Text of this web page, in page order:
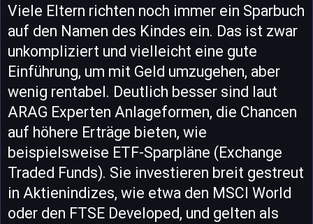
Viele Eltern richten noch immer ein Sparbuch
auf den Namen des Kindes ein. Das ist zwar
unkompliziert und vielleicht eine gute
Einführung, um mit Geld umzugehen, aber
wenig rentabel. Deutlich besser sind laut
ARAG Experten Anlageformen, die Chancen
auf höhere Erträge bieten, wie
beispielsweise ETF-Sparpläne (Exchange
Traded Funds). Sie investieren breit gestreut
in Aktienindizes, wie etwa den MSCI World
oder den FTSE Developed, und gelten als